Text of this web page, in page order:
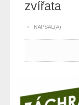
zvířata
NAPSAL(A)